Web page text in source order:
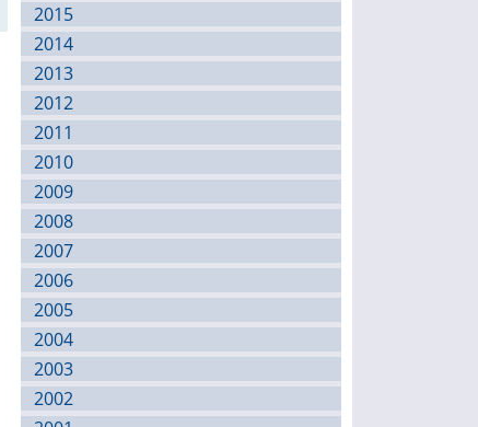
2015
2014
2013
2012
2011
2010
2009
2008
2007
2006
2005
2004
2003
2002